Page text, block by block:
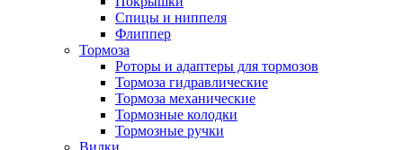
Спицы и ниппеля
Флиппер
Тормоза
Роторы и адаптеры для тормозов
Тормоза гидравлические
Тормоза механические
Тормозные колодки
Тормозные ручки
Вилки